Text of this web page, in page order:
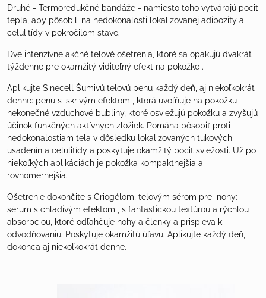
Druhé - Termoredukčné bandáže - namiesto toho vytvárajú pocit
tepla, aby pôsobili na nedokonalosti lokalizovanej adipozity a
celulitídy v pokročilom stave.
Dve intenzívne akčné telové ošetrenia, ktoré sa opakujú dvakrát
týždenne pre okamžitý viditeľný efekt na pokožke .
Aplikujte Sinecell Šumivú telovú penu každý deň, aj niekoľkokrát
denne: penu s iskrivým efektom , ktorá uvoľňuje na pokožku
nekonečné vzduchové bubliny, ktoré osviežujú pokožku a zvyšujú
účinok funkčných aktívnych zložiek. Pomáha pôsobiť proti
nedokonalostiam tela v dôsledku lokalizovaných tukových
usadenín a celulitídy a poskytuje okamžitý pocit sviežosti. Už po
niekoľkých aplikáciách je pokožka kompaktnejšia a
rovnomernejšia.
Ošetrenie dokončite s Criogélom , telovým sérom pre nohy:
sérum s chladivým efektom , s fantastickou textúrou a rýchlou
absorpciou, ktoré odľahčuje nohy a členky a prispieva k
odvodňovaniu. Poskytuje okamžitú úľavu. Aplikujte každý deň,
dokonca aj niekoľkokrát denne.